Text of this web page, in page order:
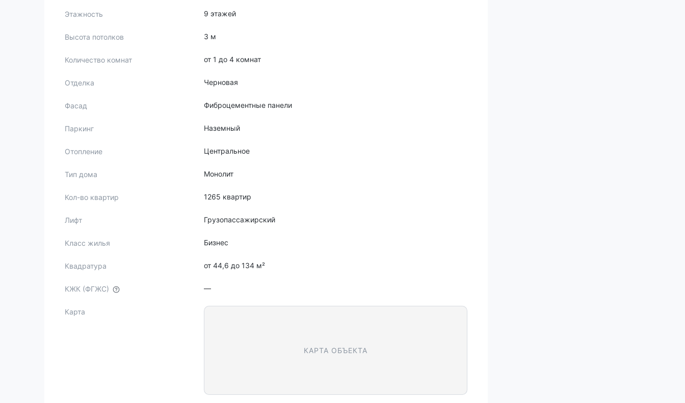
Этажность 9 этажей
Высота потолков 3 м
Количество комнат от 1 до 4 комнат
Отделка Черновая
Фасад Фиброцементные панели
Паркинг Наземный
Отопление Центральное
Тип дома Монолит
Кол-во квартир 1265 квартир
Лифт Грузопассажирский
Класс жилья Бизнес
Квадратура от 44,6 до 134 м²
КЖК (ФГЖС) —
Карта
КАРТА ОБЪЕКТА